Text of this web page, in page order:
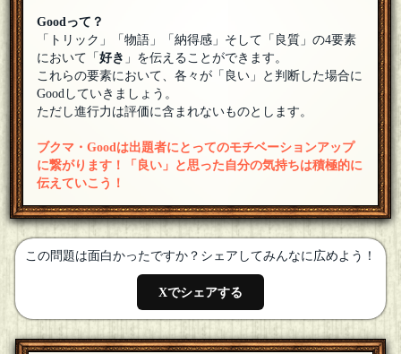
Goodって？
「トリック」「物語」「納得感」そして「良質」の4要素
において「好き 」を伝えることができます。
これらの要素において、各々が「良い」と判断した場合に
Goodしていきましょう。
ただし進行力は評価に含まれないものとします。
ブクマ・Goodは出題者にとってのモチベーションアップ
に繋がります！「良い」と思った自分の気持ちは積極的に
伝えていこう！
この問題は面白かったですか？シェアしてみんなに広めよう！
Xでシェアする